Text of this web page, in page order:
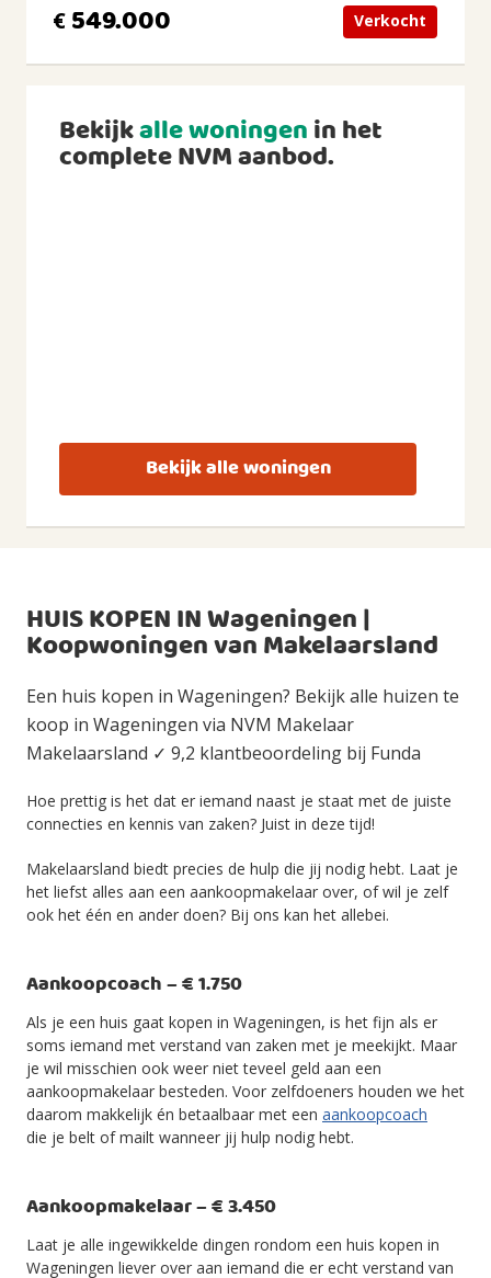
€ 549.000 Verkocht
Bekijkalle woningenin het
complete NVM aanbod.
Bekijk alle woningen
HUIS KOPEN IN Wageningen |
Koopwoningen van Makelaarsland
Een huis kopen in Wageningen? Bekijk alle huizen te
koop in Wageningen via NVM Makelaar
Makelaarsland ✓ 9,2 klantbeoordeling bij Funda
Hoe prettig is het dat er iemand naast je staat met de juiste
connecties en kennis van zaken? Juist in deze tijd!
Makelaarsland biedt precies de hulp die jij nodig hebt. Laat je
het liefst alles aan een aankoopmakelaar over, of wil je zelf
ook het één en ander doen? Bij ons kan het allebei.
Aankoopcoach – € 1.750
Als je een huis gaat kopen in Wageningen, is het fijn als er
soms iemand met verstand van zaken met je meekijkt. Maar
je wil misschien ook weer niet teveel geld aan een
aankoopmakelaar besteden. Voor zelfdoeners houden we het
daarom makkelijk én betaalbaar met een aankoopcoach
die je belt of mailt wanneer jij hulp nodig hebt.
Aankoopmakelaar – € 3.450
Laat je alle ingewikkelde dingen rondom een huis kopen in
Wageningen liever over aan iemand die er echt verstand van